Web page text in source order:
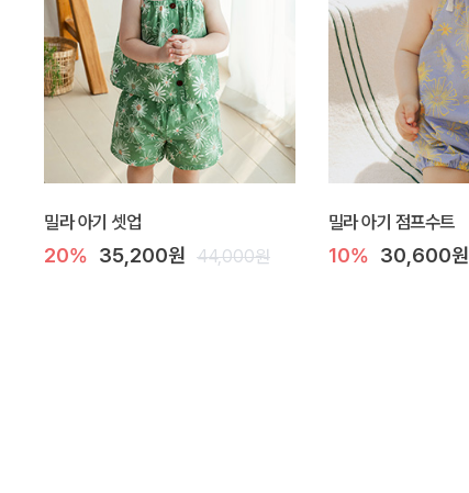
밀라 아기 셋업
20% 35,200원 44,000원
밀라 아기 점프수트
10% 30,600원